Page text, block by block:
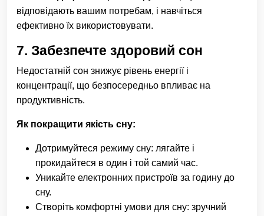
відповідають вашим потребам, і навчіться
ефективно їх використовувати.
7. Забезпечте здоровий сон
Недостатній сон знижує рівень енергії і
концентрації, що безпосередньо впливає на
продуктивність.
Як покращити якість сну:
Дотримуйтеся режиму сну: лягайте і
прокидайтеся в один і той самий час.
Уникайте електронних пристроїв за годину до
сну.
Створіть комфортні умови для сну: зручний